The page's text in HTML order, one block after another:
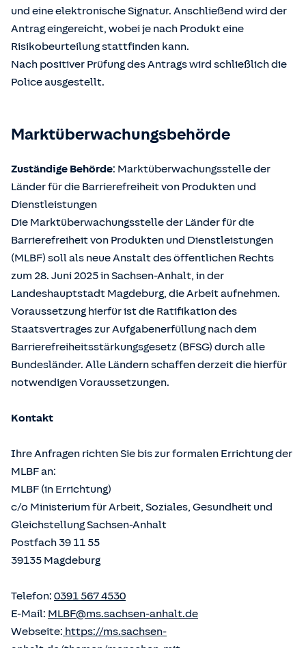
und eine elektronische Signatur. Anschließend wird der
Antrag eingereicht, wobei je nach Produkt eine
Risikobeurteilung stattfinden kann.
Nach positiver Prüfung des Antrags wird schließlich die
Police ausgestellt.
Marktüberwachungsbehörde
Zuständige Behörde: Marktüberwachungsstelle der
Länder für die Barrierefreiheit von Produkten und
Dienstleistungen
Die Marktüberwachungsstelle der Länder für die
Barrierefreiheit von Produkten und Dienstleistungen
(MLBF) soll als neue Anstalt des öffentlichen Rechts
zum 28. Juni 2025 in Sachsen-Anhalt, in der
Landeshauptstadt Magdeburg, die Arbeit aufnehmen.
Voraussetzung hierfür ist die Ratifikation des
Staatsvertrages zur Aufgabenerfüllung nach dem
Barrierefreiheitsstärkungsgesetz (BFSG) durch alle
Bundesländer. Alle Ländern schaffen derzeit die hierfür
notwendigen Voraussetzungen.
Kontakt
Ihre Anfragen richten Sie bis zur formalen Errichtung der
MLBF an:
MLBF (in Errichtung)
c/o Ministerium für Arbeit, Soziales, Gesundheit und
Gleichstellung Sachsen-Anhalt
Postfach 39 11 55
39135 Magdeburg
Telefon: 0391 567 4530
E-Mail: MLBF@ms.sachsen-anhalt.de
Webseite: https://ms.sachsen-